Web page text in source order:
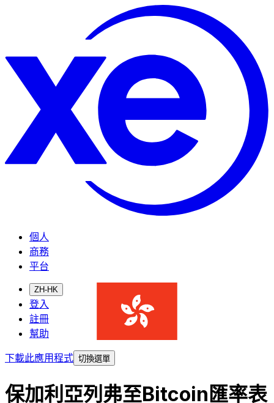
個人
商務
平台
ZH-HK
登入
註冊
幫助
下載此應用程式 切換選單
保加利亞列弗至Bitcoin匯率表